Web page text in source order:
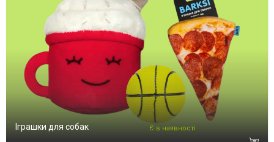
Іграшки для собак Є в наявності